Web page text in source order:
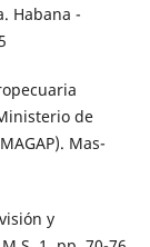
Habana -
de
Mas-
y